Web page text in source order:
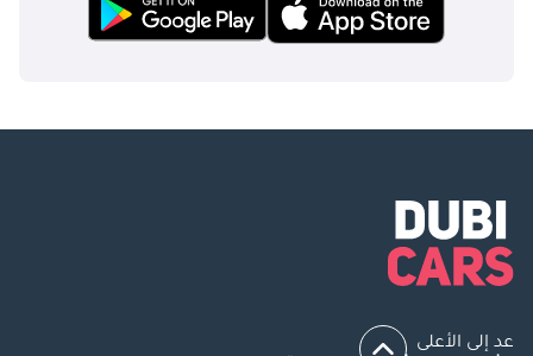
عد إلى الأعلى